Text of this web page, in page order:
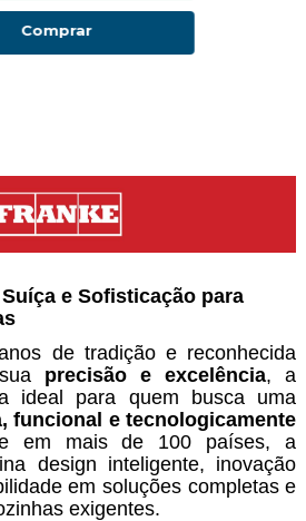
Comprar
e Sofisticação para
de tradição e reconhecida
precisão e excelência, a
ideal para quem busca uma
funcional e tecnologicamente
em mais de 100 países, a
design inteligente, inovação
em soluções completas e
exigentes.